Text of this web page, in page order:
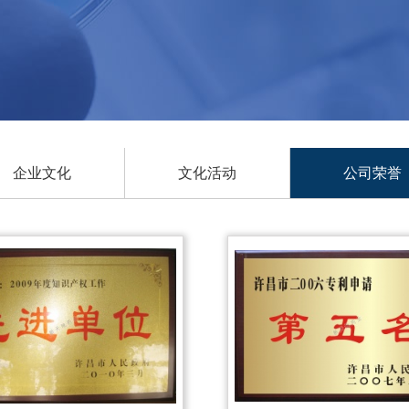
企业文化 文化活动 公司荣誉